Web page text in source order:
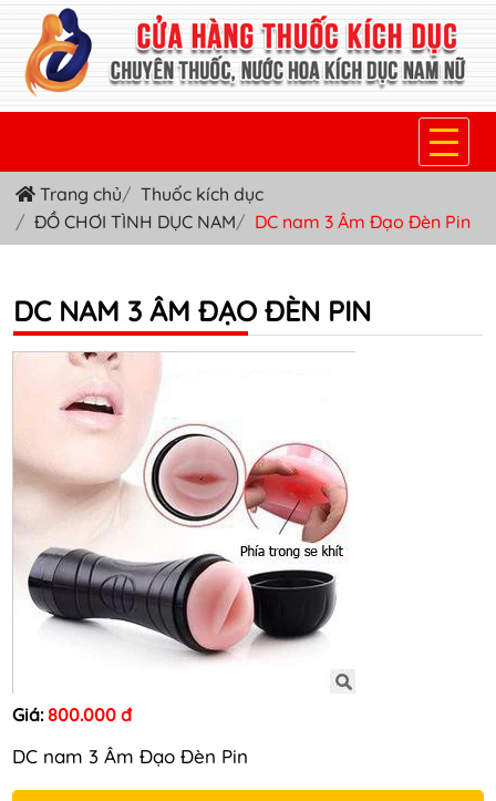
TRANG CHỦ
THUỐC KÍCH DỤC NỮ
THUỐC NƯỚC KÍCH DỤC NAM
THUỐC VIÊN KÍCH DỤC NAM
SẢN PHẨM KHÁC
TIN TỨC & BLOG
Trang chủ
Thuốc kích dục
ĐỒ CHƠI TÌNH DỤC NAM
DC nam 3 Âm Đạo Đèn Pin
DC NAM 3 ÂM ĐẠO ĐÈN PIN
Giá: 800.000 đ
DC nam 3 Âm Đạo Đèn Pin